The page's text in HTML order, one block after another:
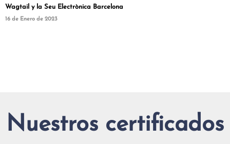
Wagtail y la Seu Electrònica Barcelona
16 de Enero de 2023
Nuestros certificados